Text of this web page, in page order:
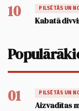
10 PILSĒTĀS UN
Kabatā
01 PILSĒTĀS UN
Aizvadītas